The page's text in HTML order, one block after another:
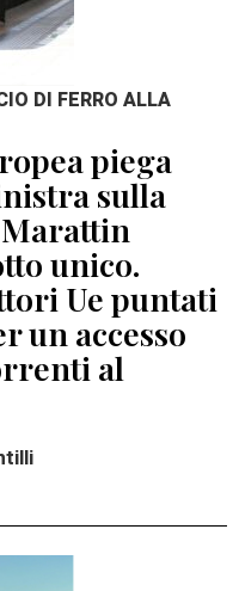
DI FERRO ALLA
piega
sulla
unico.
Ue puntati
un accesso
al